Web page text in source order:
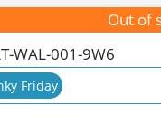
Out of
WAL-001-9W6
Friday